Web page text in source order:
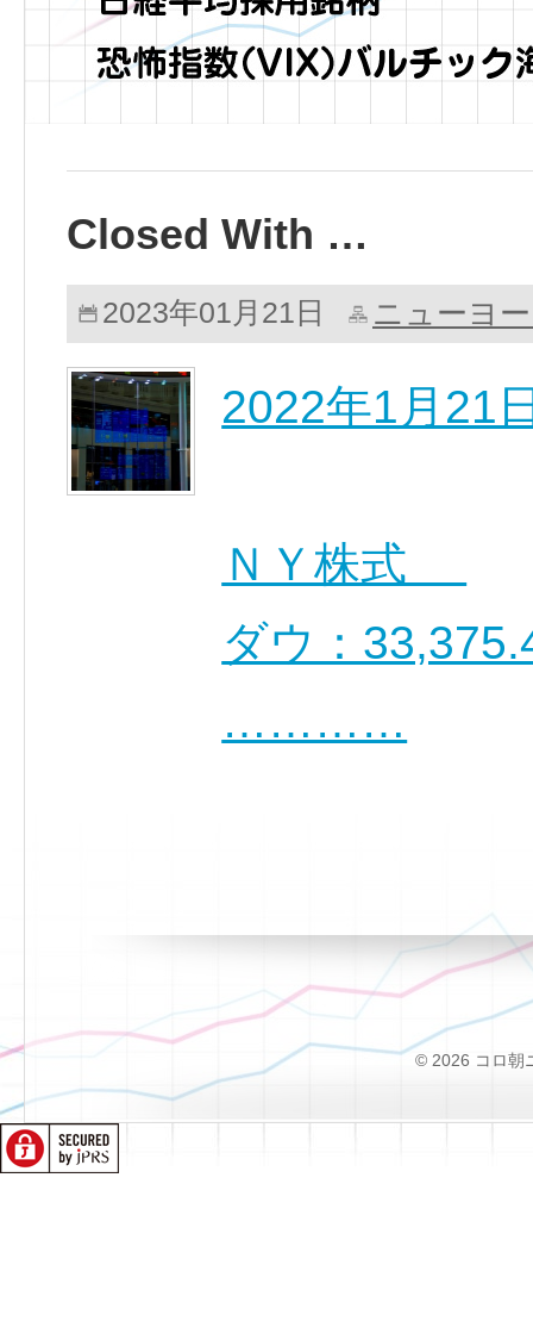
Closed With …
2023年01月21日 ニューヨ
2022年1月21
ＮＹ株式
ダウ：
…………
© 2026 コロ朝